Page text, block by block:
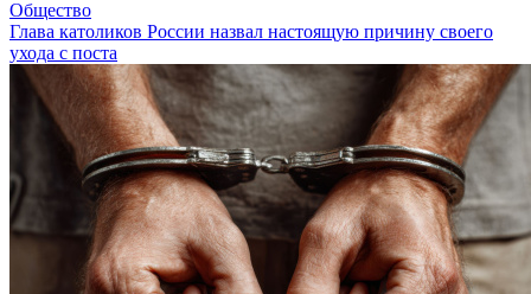
Общество
Глава католиков России назвал настоящую причину своего
ухода с поста